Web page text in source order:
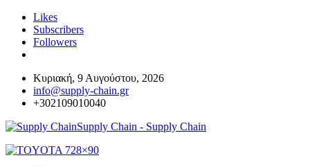
Likes
Subscribers
Followers
Κυριακή, 9 Αυγούστου, 2026
info@supply-chain.gr
+302109010040
Supply Chain - Supply Chain